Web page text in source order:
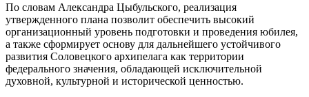
По словам Александра Цыбульского, реализация
утвержденного плана позволит обеспечить высокий
организационный уровень подготовки и проведения юбилея,
а также сформирует основу для дальнейшего устойчивого
развития Соловецкого архипелага как территории
федерального значения, обладающей исключительной
духовной, культурной и исторической ценностью.